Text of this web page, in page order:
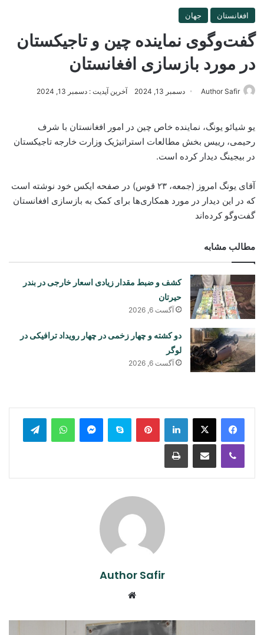
افغانستان جهان
گفت‌وگوی نماینده چین و تاجیکستان
در مورد بازسازی افغانستان
Author Safir دسمبر 13, 2024 آخرین آپدیت : دسمبر 13, 2024
یو شیائو یونگ، نماینده خاص چین در امور افغانستان با شرف
رحیمی، رییس بخش مطالعات استراتیژیک وزارت خارجه تاجیکستان
در بیجینگ دیدار کرده است.
آقای یونگ امروز (جمعه، ۲۳ قوس) در صفحه ایکس خود نوشته است
که در این دیدار در مورد همکاری‌ها برای کمک به بازسازی افغانستان
گفت‌وگو کرده‌اند
مطالب مشابه
کشف و ضبط مقدار زیادی اسعار خارجی در بندر
حیرتان
آگست 6, 2026
دو کشته و چهار زخمی در چهار رویداد ترافیکی در
لوگر
آگست 6, 2026
LinkedIn
Pinterest
Skype
Messenger
WhatsApp
Viber
Share via Email
Print
Author Safir